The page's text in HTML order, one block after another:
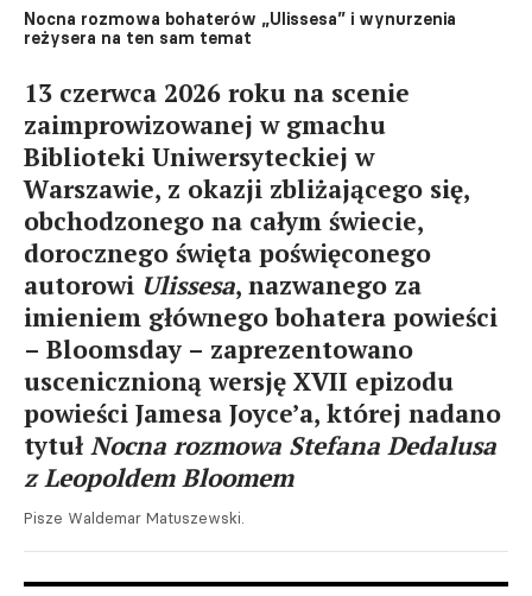
Nocna rozmowa bohaterów „Ulissesa” i wynurzenia
reżysera na ten sam temat
13 czerwca 2026 roku na scenie
zaimprowizowanej w gmachu
Biblioteki Uniwersyteckiej w
Warszawie, z okazji zbliżającego się,
obchodzonego na całym świecie,
dorocznego święta poświęconego
autorowi Ulissesa, nazwanego za
imieniem głównego bohatera powieści
– Bloomsday – zaprezentowano
uscenicznioną wersję XVII epizodu
powieści Jamesa Joyce’a, której nadano
tytuł Nocna rozmowa Stefana Dedalusa
z Leopoldem Bloomem
Pisze Waldemar Matuszewski.